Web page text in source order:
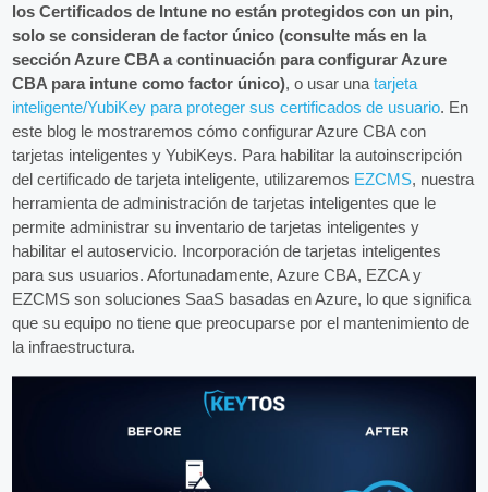
los Certificados de Intune no están protegidos con un pin,
solo se consideran de factor único (consulte más en la
sección Azure CBA a continuación para configurar Azure
CBA para intune como factor único), o usar unatarjeta
inteligente/YubiKey para proteger sus certificados de usuario. En
este blog le mostraremos cómo configurar Azure CBA con
tarjetas inteligentes y YubiKeys. Para habilitar la autoinscripción
del certificado de tarjeta inteligente, utilizaremos EZCMS, nuestra
herramienta de administración de tarjetas inteligentes que le
permite administrar su inventario de tarjetas inteligentes y
habilitar el autoservicio. Incorporación de tarjetas inteligentes
para sus usuarios. Afortunadamente, Azure CBA, EZCA y
EZCMS son soluciones SaaS basadas en Azure, lo que significa
que su equipo no tiene que preocuparse por el mantenimiento de
la infraestructura.